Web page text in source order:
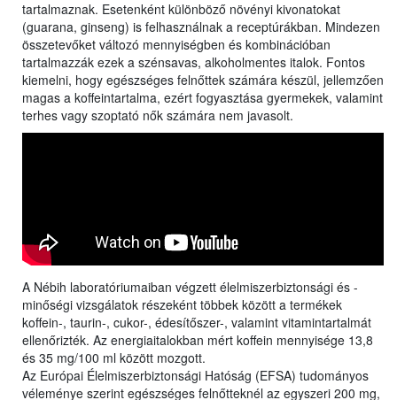
tartalmaznak. Esetenként különböző növényi kivonatokat
(guarana, ginseng) is felhasználnak a receptúrákban. Mindezen
összetevőket változó mennyiségben és kombinációban
tartalmazzák ezek a szénsavas, alkoholmentes italok. Fontos
kiemelni, hogy egészséges felnőttek számára készül, jellemzően
magas a koffeintartalma, ezért fogyasztása gyermekek, valamint
terhes vagy szoptató nők számára nem javasolt.
A Nébih laboratóriumaiban végzett élelmiszerbiztonsági és -
minőségi vizsgálatok részeként többek között a termékek
koffein-, taurin-, cukor-, édesítőszer-, valamint vitamintartalmát
ellenőrizték. Az energiaitalokban mért koffein mennyisége 13,8
és 35 mg/100 ml között mozgott.
Az Európai Élelmiszerbiztonsági Hatóság (EFSA) tudományos
véleménye szerint egészséges felnőtteknél az egyszeri 200 mg,